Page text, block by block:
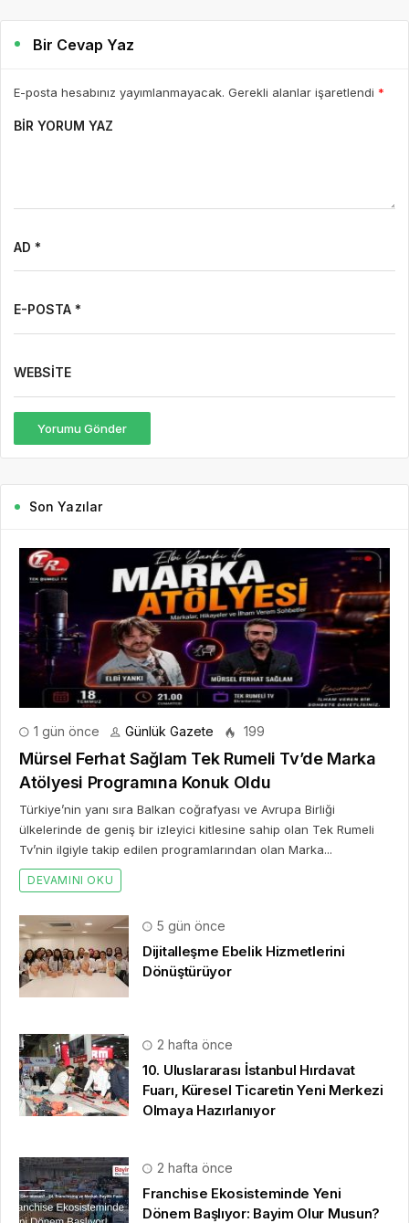
Bir Cevap Yaz
E-posta hesabınız yayımlanmayacak. Gerekli alanlar işaretlendi *
BIR YORUM YAZ
AD *
E-POSTA *
WEBSITE
Yorumu Gönder
Son Yazılar
1 gün önce Günlük Gazete 199
Mürsel Ferhat Sağlam Tek Rumeli Tv’de Marka
Atölyesi Programına Konuk Oldu
Türkiye’nin yanı sıra Balkan coğrafyası ve Avrupa Birliği
ülkelerinde de geniş bir izleyici kitlesine sahip olan Tek Rumeli
Tv’nin ilgiyle takip edilen programlarından olan Marka...
DEVAMINI OKU
5 gün önce
Dijitalleşme Ebelik Hizmetlerini
Dönüştürüyor
2 hafta önce
10. Uluslararası İstanbul Hırdavat
Fuarı, Küresel Ticaretin Yeni Merkezi
Olmaya Hazırlanıyor
2 hafta önce
Franchise Ekosisteminde Yeni
Dönem Başlıyor: Bayim Olur Musun?